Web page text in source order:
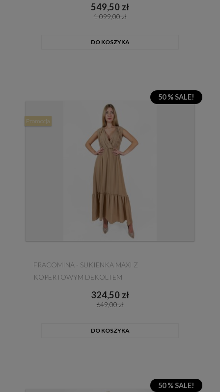
549,50 zł
1 099,00 zł
DO KOSZYKA
50 % SALE!
FRACOMINA - SUKIENKA MAXI Z
KOPERTOWYM DEKOLTEM
324,50 zł
649,00 zł
DO KOSZYKA
Promocja
50 % SALE!